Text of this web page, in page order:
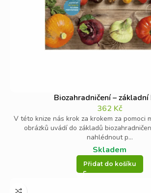
Biozahradničení – základní
362 Kč
V této knize nás krok za krokem za pomoci
obrázků uvádí do základů
nahlédnout p...
Skladem
Přidat do košíku